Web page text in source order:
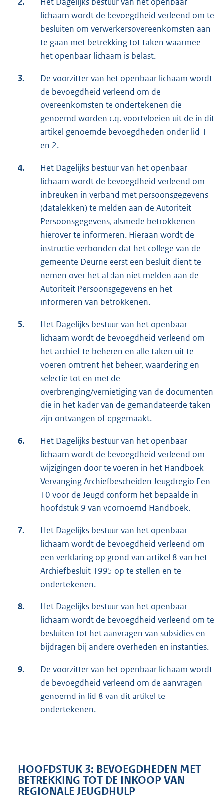
2.
Het Dagelijks bestuur van het openbaar
lichaam wordt de bevoegdheid verleend om te
besluiten om verwerkersovereenkomsten aan
te gaan met betrekking tot taken waarmee
het openbaar lichaam is belast.
3.
De voorzitter van het openbaar lichaam wordt
de bevoegdheid verleend om de
overeenkomsten te ondertekenen die
genoemd worden c.q. voortvloeien uit de in dit
artikel genoemde bevoegdheden onder lid 1
en 2.
4.
Het Dagelijks bestuur van het openbaar
lichaam wordt de bevoegdheid verleend om
inbreuken in verband met persoonsgegevens
(datalekken) te melden aan de Autoriteit
Persoonsgegevens, alsmede betrokkenen
hierover te informeren. Hieraan wordt de
instructie verbonden dat het college van de
gemeente Deurne eerst een besluit dient te
nemen over het al dan niet melden aan de
Autoriteit Persoonsgegevens en het
informeren van betrokkenen.
5.
Het Dagelijks bestuur van het openbaar
lichaam wordt de bevoegdheid verleend om
het archief te beheren en alle taken uit te
voeren omtrent het beheer, waardering en
selectie tot en met de
overbrenging/vernietiging van de documenten
die in het kader van de gemandateerde taken
zijn ontvangen of opgemaakt.
6.
Het Dagelijks bestuur van het openbaar
lichaam wordt de bevoegdheid verleend om
wijzigingen door te voeren in het Handboek
Vervanging Archiefbescheiden Jeugdregio Een
10 voor de Jeugd conform het bepaalde in
hoofdstuk 9 van voornoemd Handboek.
7.
Het Dagelijks bestuur van het openbaar
lichaam wordt de bevoegdheid verleend om
een verklaring op grond van artikel 8 van het
Archiefbesluit 1995 op te stellen en te
ondertekenen.
8.
Het Dagelijks bestuur van het openbaar
lichaam wordt de bevoegdheid verleend om te
besluiten tot het aanvragen van subsidies en
bijdragen bij andere overheden en instanties.
9.
De voorzitter van het openbaar lichaam wordt
de bevoegdheid verleend om de aanvragen
genoemd in lid 8 van dit artikel te
ondertekenen.
HOOFDSTUK 3: BEVOEGDHEDEN MET
BETREKKING TOT DE INKOOP VAN
REGIONALE JEUGDHULP